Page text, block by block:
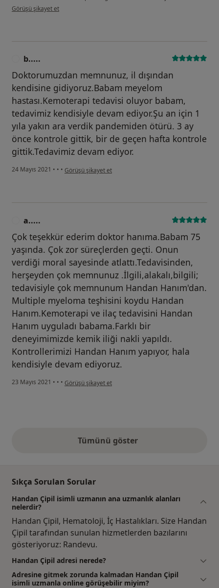
kullanıcının görüşüne göre fi...
Görüşü şikayet et
b.....
Doktorumuzdan memnunuz, il dışından
kendisine gidiyoruz.Babam meyelom
hastası.Kemoterapi tedavisi oluyor babam,
tedavimiz kendisiyle devam ediyor.Şu an için 1
yıla yakın ara verdik pandemiden ötürü. 3 ay
önce kontrole gittik, bir de geçen hafta kontrole
gittik.Tedavimiz devam ediyor.
24 Mayıs 2021 • • • kullanıcının görüşüne göre b.....
Görüşü şikayet et
a.....
Çok teşekkür ederim doktor hanıma.Babam 75
yaşında. Çok zor süreçlerden geçti. Onun
verdiği moral sayesinde atlattı.Tedavisinden,
herşeyden çok memnunuz .İlgili,alakalı,bilgili;
tedavisiyle çok memnunum Handan Hanım'dan.
Multiple myeloma teşhisini koydu Handan
Hanım.Kemoterapi ve ilaç tedavisini Handan
Hanım uyguladı babama.Farklı bir
deneyimimizde kemik iliği nakli yapıldı.
Kontrollerimizi Handan Hanım yapıyor, hala
kendisiyle devam ediyoruz.
23 Mayıs 2021 • • • kullanıcının görüşüne göre a.....
Görüşü şikayet et
Tümünü gösteryukarıdaki görüşler
Sıkça Sorulan Sorular
Handan Çipil isimli uzmanın ana uzmanlık alanları
nelerdir?
Handan Çipil, Hematoloji, İç Hastalıkları. Size Handan
Çipil tarafından sunulan hizmetlerden bazılarını
gösteriyoruz: Randevu.
Handan Çipil adresi nerede?
Adresine gitmek zorunda kalmadan Handan Çipil
isimli uzmanla online görüşebilir miyim?